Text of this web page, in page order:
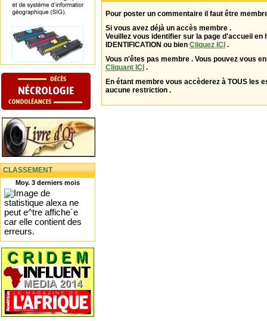
CLASSEMENT
Moy. 3 derniers mois
Pour poster un commentaire il faut être
Si vous avez déjà un accès membre .
Veuillez vous identifier sur la page d'accueil en
IDENTIFICATION ou bien Cliquez ICI .
Vous n'êtes pas membre . Vous pouvez vous
Cliquant ICI .
En étant membre vous accèderez à TOUS les
aucune restriction .